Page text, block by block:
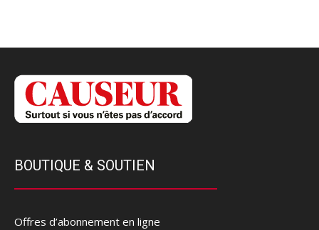
BOUTIQUE & SOUTIEN
Offres d’abonnement en ligne